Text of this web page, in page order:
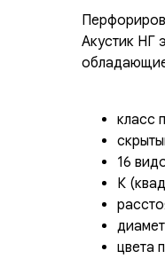
Акустик НГ
класс
16
К
цвета